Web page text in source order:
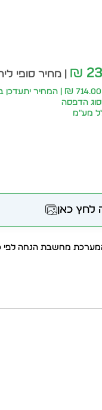
₪ | מחיר סופי
סה״כ: 714.00 ₪ | המחיר
הדפסה
מע״מ
לחץ כאן
מחשבת הנחה לפי